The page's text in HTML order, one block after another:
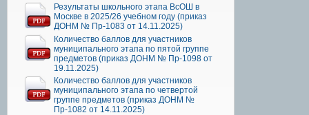
Результаты школьного этапа ВсОШ в
Москве в 2025/26 учебном году (приказ
ДОНМ № Пр-1083 от 14.11.2025)
Количество баллов для участников
муниципального этапа по пятой группе
предметов (приказ ДОНМ № Пр-1098 от
19.11.2025)
Количество баллов для участников
муниципального этапа по четвертой
группе предметов (приказ ДОНМ №
Пр-1082 от 14.11.2025)